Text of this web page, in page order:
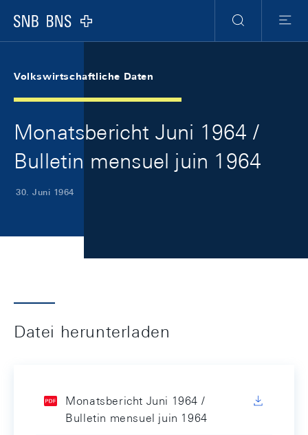
Logo
Suche
Menu
Volkswirtschaftliche Daten
Monatsbericht Juni 1964 /
Bulletin mensuel juin 1964
30. Juni 1964
Datei herunterladen
Monatsbericht Juni 1964 /
Bulletin mensuel juin 1964